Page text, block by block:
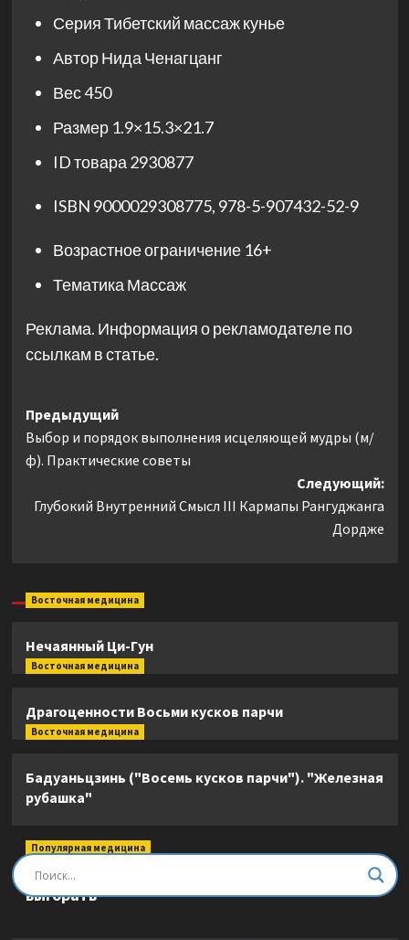
СерияТибетский массаж кунье
АвторНида Ченагцанг
Вес450
Размер 1.9×15.3×21.7
ID товара 2930877
ISBN 9000029308775, 978-5-907432-52-9
Возрастное ограничение 16+
Тематика Массаж
Реклама. Информация о рекламодателе по
ссылкам в статье.
Навигация
записи
Предыдущий
Выбор и порядок выполнения исцеляющей мудры (м/
ф). Практические советы
Следующий:
Глубокий Внутренний Смысл III Кармапы Рангуджанга
Дордже
Восточная медицина
Нечаянный Ци-Гун
Восточная медицина
Драгоценности Восьми кусков парчи
Восточная медицина
Бадуаньцзинь ("Восемь кусков парчи"). "Железная
рубашка"
Популярная медицина
Быть врачом. Как помогать, развиваться и не
выгорать